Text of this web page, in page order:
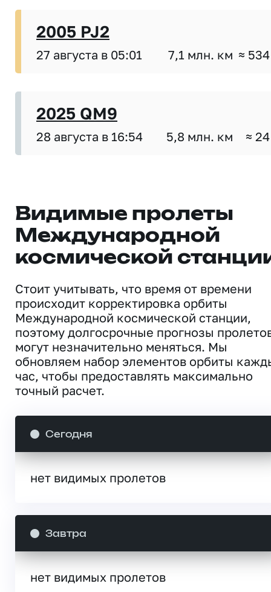
2005 PJ2
27 августа в 05:01 7,1 млн. км ≈
2025 QM9
28 августа в 16:54 5,8 млн. км ≈
Видимые пролеты
Международной
космической
Стоит учитывать, что время от времени
происходит корректировка орбиты
Международной космической станции,
поэтому долгосрочные прогнозы
могут незначительно меняться. Мы
обновляем набор элементов орбиты
час, чтобы предоставлять максимально
точный расчет.
Сегодня
нет видимых пролетов
Завтра
нет видимых пролетов